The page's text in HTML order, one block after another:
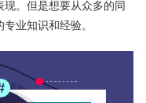
。但是想要从众多的同
业知识和经验。